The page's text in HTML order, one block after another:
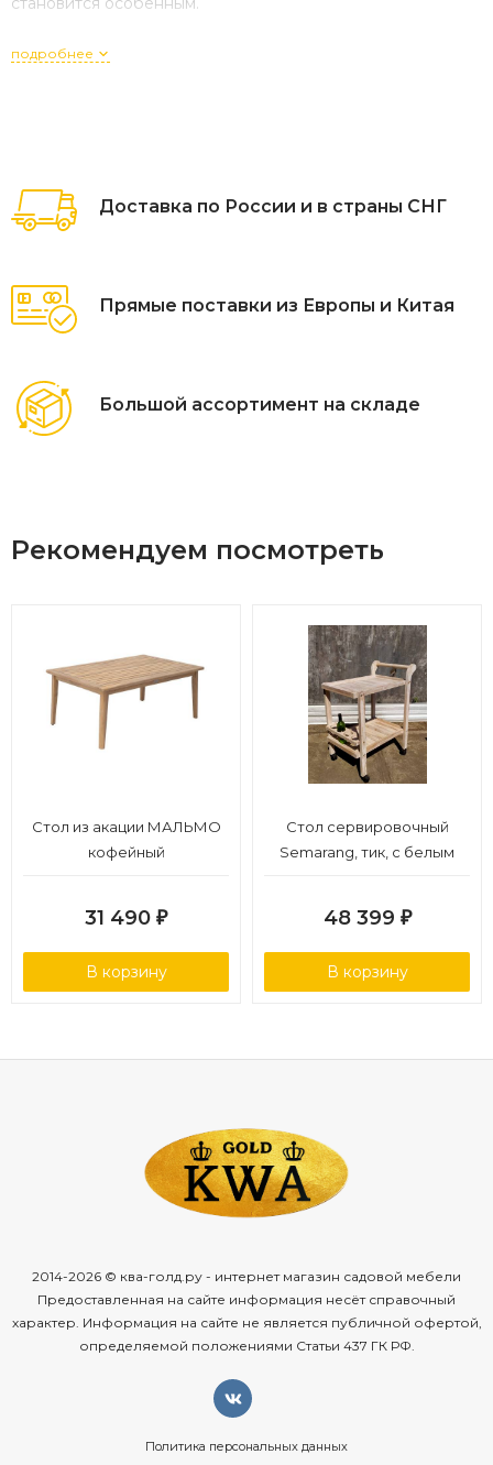
подробнее
Доставка по России и в страны СНГ
Прямые поставки из Европы и Китая
Большой ассортимент на складе
Рекомендуем посмотреть
Стол из акации МАЛЬМО
кофейный
31 490 ₽
В корзину
Стол сервировочный
Semarang, тик, с белым
48 399 ₽
В корзину
2014-2026 © ква-голд.ру - интернет магазин садовой мебели
Предоставленная на сайте информация несёт справочный
характер. Информация на сайте не является публичной офертой,
определяемой положениями Статьи 437 ГК РФ.
Политика персональных данных